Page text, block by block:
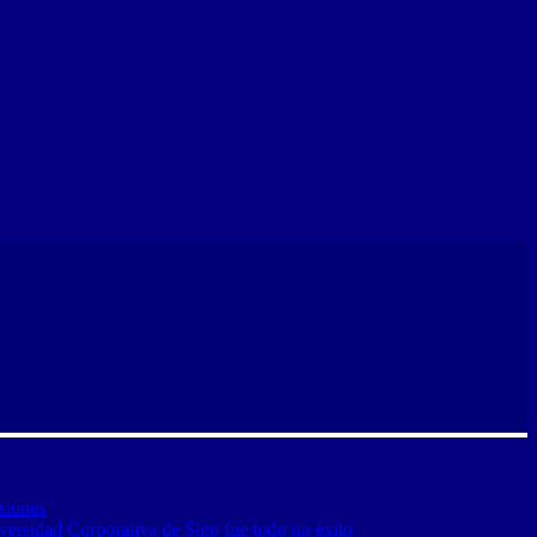
Corporativa de Sigo fue todo un éxito